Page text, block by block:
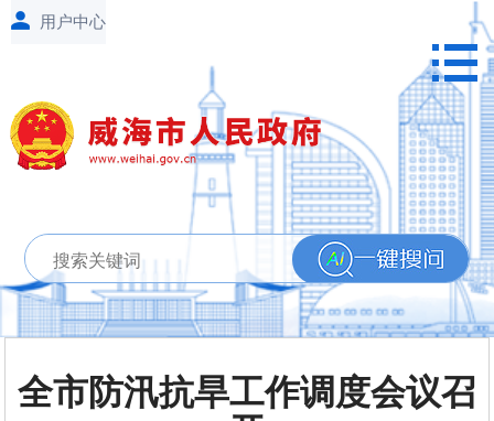
全市防汛抗旱工作调度会议召